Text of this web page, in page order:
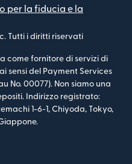
per la fiducia e la
Tutti i diritti riservati
come fornitore di servizi di
sensi del Payment Services
No. 00077). Non siamo una
Indirizzo registrato:
1-6-1, Chiyoda, Tokyo,